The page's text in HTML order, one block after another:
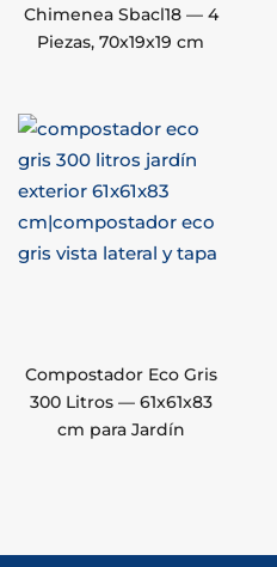
Chimenea Sbacl18 — 4
Piezas, 70x19x19 cm
Compostador Eco Gris
300 Litros — 61x61x83
cm para Jardín